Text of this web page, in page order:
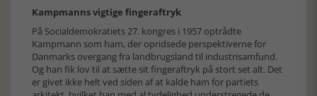
Kampmanns vigtige fingeraftryk
På Socialdemokratiets 27. kongres i 1957 optrådte
Kampmann som ham, der opridsede perspektiverne for
Danmarks overgang fra landbrugsland til industrisamfund.
Og han fik lov til at sætte sit fingeraftryk på stort set alt. Det
er givet ikke helt ved siden af at kalde ham for partiets